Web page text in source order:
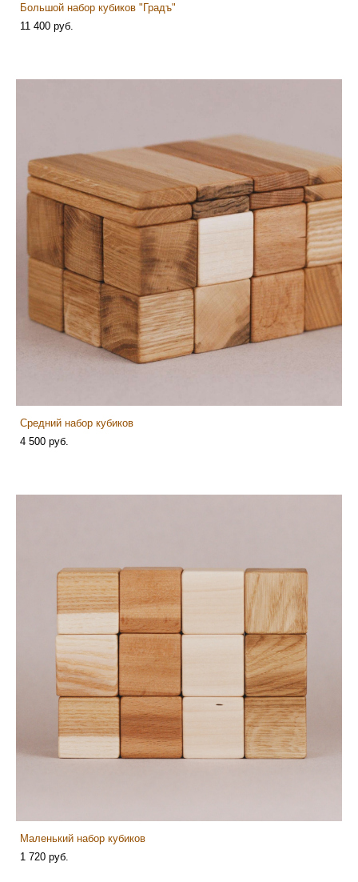
Большой набор кубиков "Градъ"
11 400 pуб.
Средний набор кубиков
4 500 pуб.
Маленький набор кубиков
1 720 pуб.